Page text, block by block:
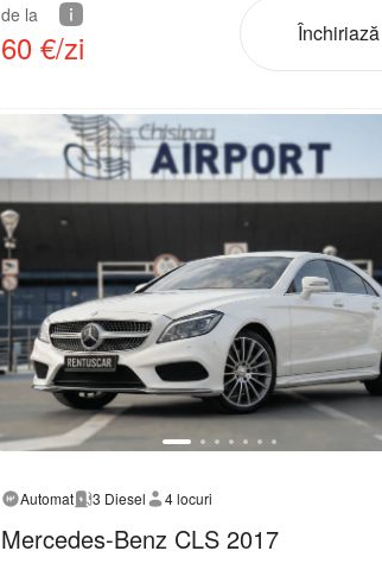
de la
60 €/zi Închiriază
Automat 3 Diesel 4 locuri
Mercedes-Benz CLS 2017